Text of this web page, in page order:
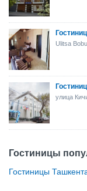
Ulitsa
улица
Гостиницы
Гостиницы